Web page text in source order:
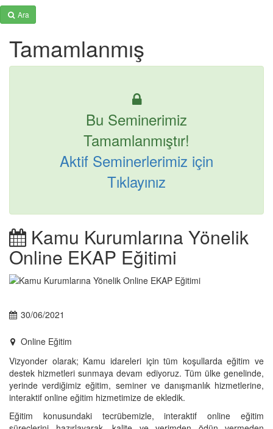
Ara
Tamamlanmış
Bu Seminerimiz
Tamamlanmıştır!
Aktif Seminerlerimiz için
Tıklayınız
Kamu Kurumlarına Yönelik
Online EKAP Eğitimi
30/06/2021
Online Eğitim
Vizyonder olarak; Kamu idareleri için tüm koşullarda eğitim ve
destek hizmetleri sunmaya devam ediyoruz. Tüm ülke genelinde,
yerinde verdiğimiz eğitim, seminer ve danışmanlık hizmetlerine,
interaktif online eğitim hizmetimize de ekledik.
Eğitim konusundaki tecrübemizle, interaktif online eğitim